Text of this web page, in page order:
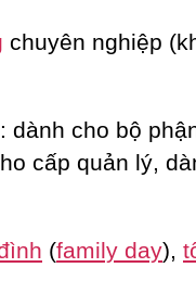
chuyên nghiệp
: dành cho bộ
cấp quản lý,
(family day),